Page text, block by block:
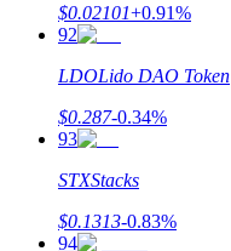
$0.02101+0.91%
92
LDOLido DAO Token
$0.287-0.34%
93
STXStacks
$0.1313-0.83%
94